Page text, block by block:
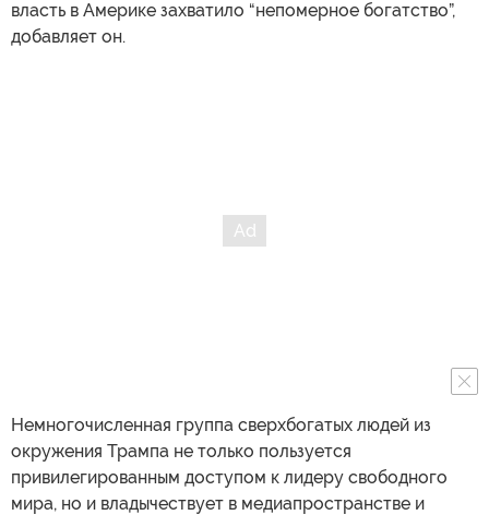
власть в Америке захватило “непомерное богатство”,
добавляет он.
Немногочисленная группа сверхбогатых людей из
окружения Трампа не только пользуется
привилегированным доступом к лидеру свободного
мира, но и владычествует в медиапространстве и